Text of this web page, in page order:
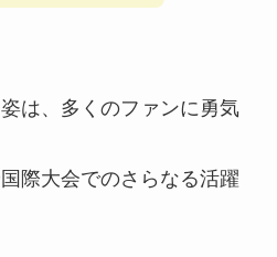
は、多くのファンに勇気
際大会でのさらなる活躍